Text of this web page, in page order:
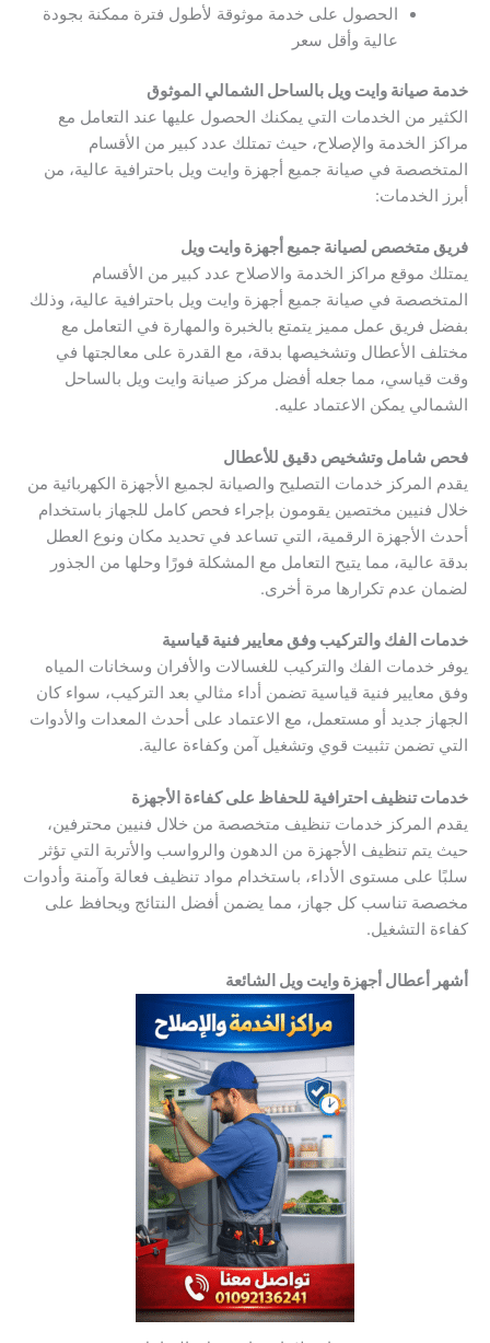
الحصول على خدمة موثوقة لأطول فترة ممكنة بجودة
عالية وأقل سعر
خدمة صيانة وايت ويل بالساحل الشمالي الموثوق
الكثير من الخدمات التي يمكنك الحصول عليها عند التعامل مع
مراكز الخدمة والإصلاح، حيث تمتلك عدد كبير من الأقسام
المتخصصة في صيانة جميع أجهزة وايت ويل باحترافية عالية، من
أبرز الخدمات:
فريق متخصص لصيانة جميع أجهزة وايت ويل
يمتلك موقع مراكز الخدمة والاصلاح عدد كبير من الأقسام
المتخصصة في صيانة جميع أجهزة وايت ويل باحترافية عالية، وذلك
بفضل فريق عمل مميز يتمتع بالخبرة والمهارة في التعامل مع
مختلف الأعطال وتشخيصها بدقة، مع القدرة على معالجتها في
وقت قياسي، مما جعله أفضل مركز صيانة وايت ويل بالساحل
الشمالي يمكن الاعتماد عليه.
فحص شامل وتشخيص دقيق للأعطال
يقدم المركز خدمات التصليح والصيانة لجميع الأجهزة الكهربائية من
خلال فنيين مختصين يقومون بإجراء فحص كامل للجهاز باستخدام
أحدث الأجهزة الرقمية، التي تساعد في تحديد مكان ونوع العطل
بدقة عالية، مما يتيح التعامل مع المشكلة فورًا وحلها من الجذور
لضمان عدم تكرارها مرة أخرى.
خدمات الفك والتركيب وفق معايير فنية قياسية
يوفر خدمات الفك والتركيب للغسالات والأفران وسخانات المياه
وفق معايير فنية قياسية تضمن أداء مثالي بعد التركيب، سواء كان
الجهاز جديد أو مستعمل، مع الاعتماد على أحدث المعدات والأدوات
التي تضمن تثبيت قوي وتشغيل آمن وكفاءة عالية.
خدمات تنظيف احترافية للحفاظ على كفاءة الأجهزة
يقدم المركز خدمات تنظيف متخصصة من خلال فنيين محترفين،
حيث يتم تنظيف الأجهزة من الدهون والرواسب والأتربة التي تؤثر
سلبًا على مستوى الأداء، باستخدام مواد تنظيف فعالة وآمنة وأدوات
مخصصة تناسب كل جهاز، مما يضمن أفضل النتائج ويحافظ على
كفاءة التشغيل.
أشهر أعطال أجهزة وايت ويل الشائعة